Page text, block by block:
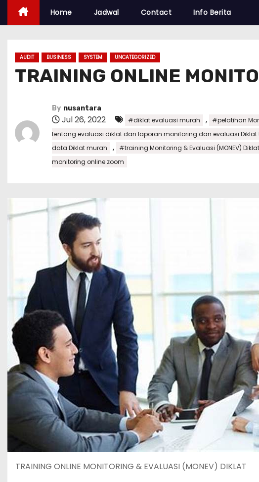
Home Jadwal Contact Info Berita
AUDIT BUSINESS SYSTEM UNCATEGORIZED
TRAINING ONLINE
By nusantara
Jul 26, 2022 #diklat evaluasi murah , #pelatihan
tentang evaluasi diklat dan laporan monitoring dan evaluasi
data Diklat murah
, #training Monitoring & Evaluasi (MONEV)
monitoring online zoom
TRAINING ONLINE MONITORING & EVALUASI (MONEV) DIKLAT